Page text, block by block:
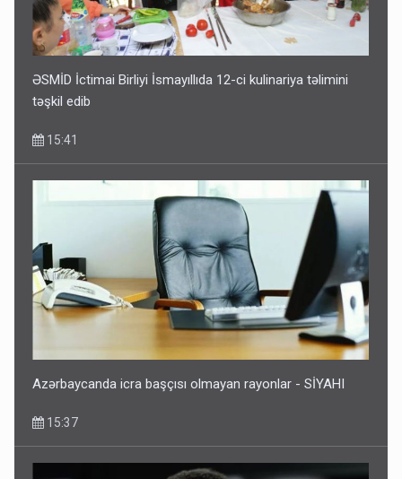
ƏSMİD İctimai Birliyi İsmayıllıda 12-ci kulinariya təlimini
təşkil edib
15:41
Azərbaycanda icra başçısı olmayan rayonlar - SİYAHI
15:37